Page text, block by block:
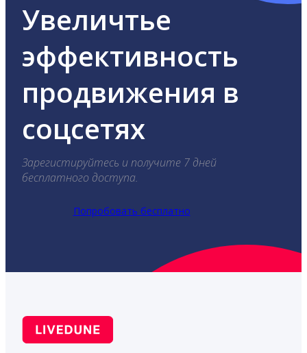
Увеличтье
эффективность
продвижения в
соцсетях
Зарегистируйтесь и получите 7 дней
бесплатного доступа.
Попробовать бесплатно